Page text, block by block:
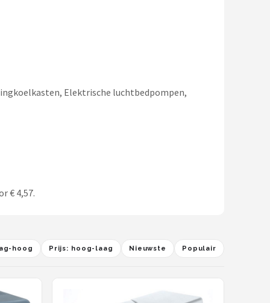
Elektrische luchtbedpompen,
€ 4,57.
hoog Prijs: hoog-laag Nieuwste Populair